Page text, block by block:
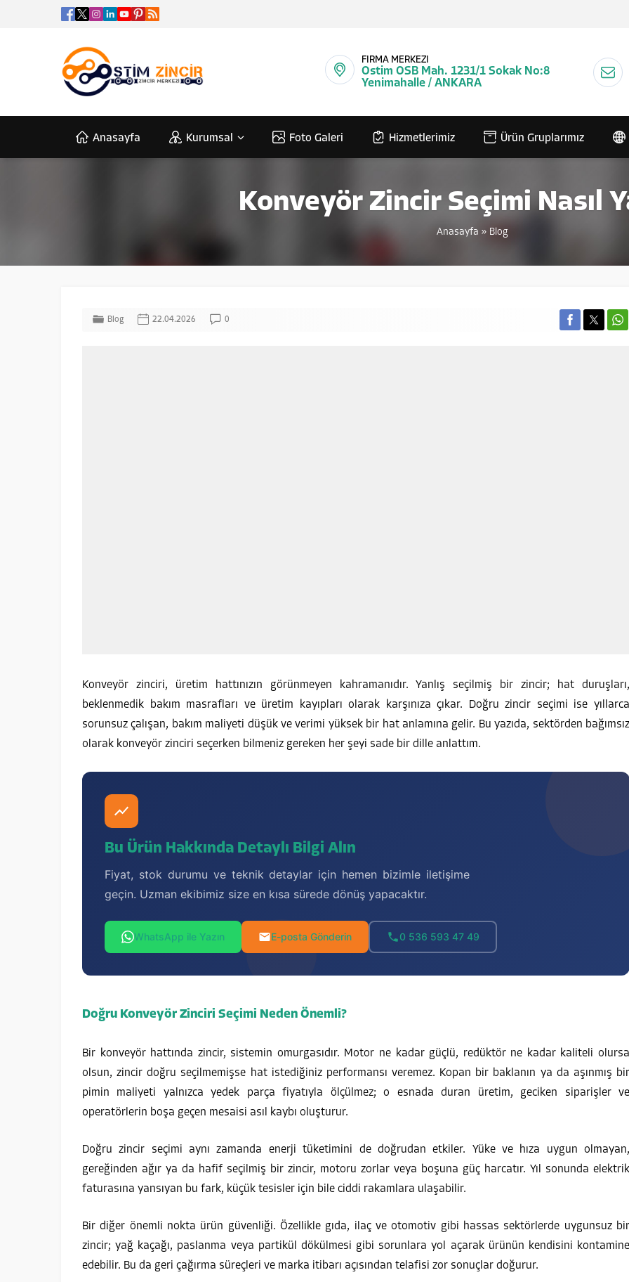
FİRMA MERKEZİ
Ostim OSB Mah. 1231/1 Sokak No:8
Yenimahalle / ANKARA
Anasayfa Kurumsal Foto Galeri Hizmetlerimiz Ürün Gruplarımız
Konveyör Zincir Seçimi Nasıl
Anasayfa » Blog
Blog 22.04.2026 0
Konveyör zinciri, üretim hattınızın görünmeyen kahramanıdır. Yanlış seçilmiş bir zincir; hat duruşları,
beklenmedik bakım masrafları ve üretim kayıpları olarak karşınıza çıkar. Doğru zincir seçimi ise yıllarca
sorunsuz çalışan, bakım maliyeti düşük ve verimi yüksek bir hat anlamına gelir. Bu yazıda, sektörden bağımsız
olarak konveyör zinciri seçerken bilmeniz gereken her şeyi sade bir dille anlattım.
Bu Ürün Hakkında Detaylı Bilgi Alın
Fiyat, stok durumu ve teknik detaylar için hemen bizimle iletişime
geçin. Uzman ekibimiz size en kısa sürede dönüş yapacaktır.
WhatsApp ile Yazın E-posta Gönderin 0 536 593 47 49
Doğru Konveyör Zinciri Seçimi Neden Önemli?
Bir konveyör hattında zincir, sistemin omurgasıdır. Motor ne kadar güçlü, redüktör ne kadar kaliteli olursa
olsun, zincir doğru seçilmemişse hat istediğiniz performansı veremez. Kopan bir baklanın ya da aşınmış bir
pimin maliyeti yalnızca yedek parça fiyatıyla ölçülmez; o esnada duran üretim, geciken siparişler ve
operatörlerin boşa geçen mesaisi asıl kaybı oluşturur.
Doğru zincir seçimi aynı zamanda enerji tüketimini de doğrudan etkiler. Yüke ve hıza uygun olmayan,
gereğinden ağır ya da hafif seçilmiş bir zincir, motoru zorlar veya boşuna güç harcatır. Yıl sonunda elektrik
faturasına yansıyan bu fark, küçük tesisler için bile ciddi rakamlara ulaşabilir.
Bir diğer önemli nokta ürün güvenliği. Özellikle gıda, ilaç ve otomotiv gibi hassas sektörlerde uygunsuz bir
zincir; yağ kaçağı, paslanma veya partikül dökülmesi gibi sorunlara yol açarak ürünün kendisini kontamine
edebilir. Bu da geri çağırma süreçleri ve marka itibarı açısından telafisi zor sonuçlar doğurur.